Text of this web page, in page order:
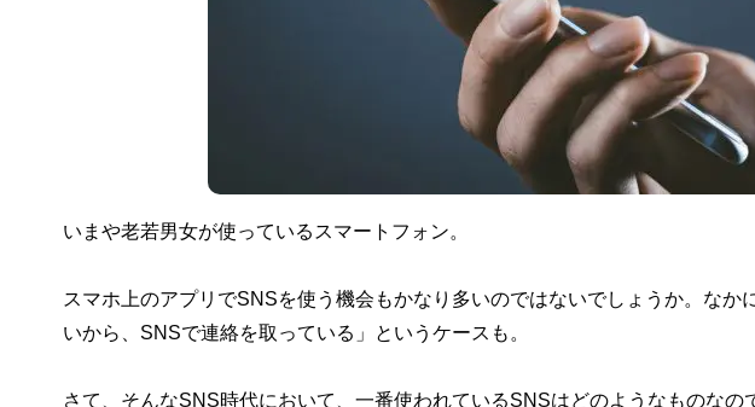
いまや老若男女が使っているスマートフォン。
スマホ上のアプリでSNSを使う機会もかなり多いのではないでしょうか。なか
いから、SNSで連絡を取っている」というケースも。
さて、そんなSNS時代において、一番使われているSNSはどのようなものなの